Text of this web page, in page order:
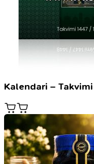
Kalendari –